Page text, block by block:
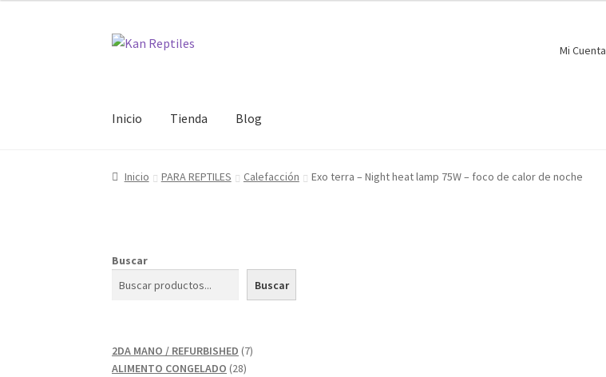
Ir
Ir
Mi Cuenta
Inicio Tienda Blog
Inicio PARA REPTILES Calefacción Exo terra – Night heat lamp 75W – foco de calor de noche
Buscar
Buscar
2DA MANO / REFURBISHED 77
ALIMENTO CONGELADO 2828